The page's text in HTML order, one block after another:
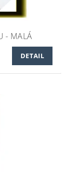
- MALÁ
DETAIL